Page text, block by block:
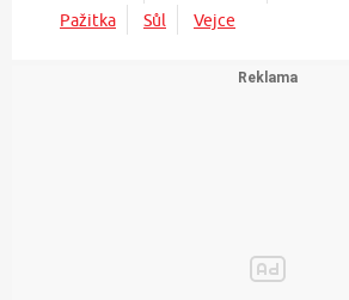
Pažitka
Sůl Vejce